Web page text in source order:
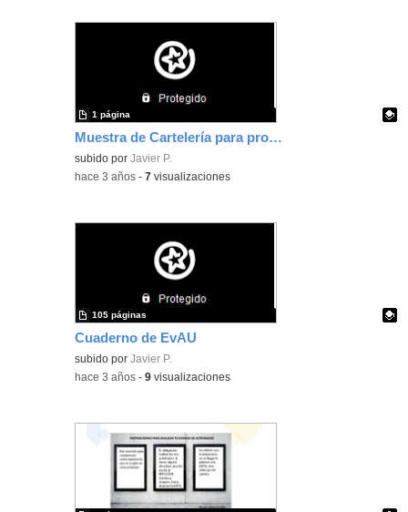
Muestra de Cartelería para proyecto de Cristalografía
Contenido educativo.
subido porJavier P.
1 página
-hace 3 años -7 visualizaciones
Cuaderno de EvAU
Contenido educativo.
subido porJavier P.
105 páginas
-hace 3 años -9 visualizaciones